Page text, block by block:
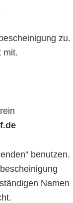
zu.
mit.
benutzen.
Namen